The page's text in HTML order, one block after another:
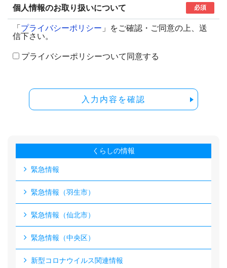
個人情報のお取り扱いについて 必須
「 プライバシーポリシー 」をご確認・ご同意の上、送
信下さい。
プライバシーポリシーついて同意する
入力内容を確認
くらしの情報
緊急情報
緊急情報（羽生市）
緊急情報（仙北市）
緊急情報（中央区）
新型コロナウイルス関連情報